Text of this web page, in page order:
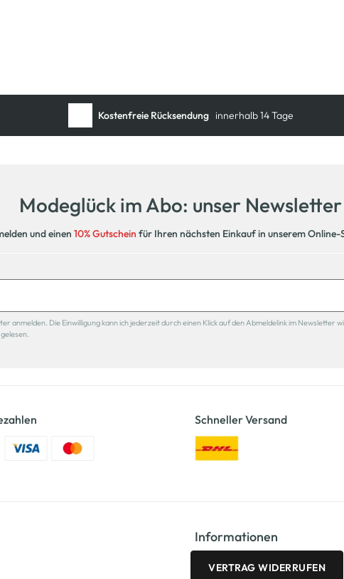
Kostenfreie Rücksendung innerhalb 14 Tage
Modeglück im Abo: unser Newsletter
und einen 10% Gutschein für Ihren nächsten Einkauf in unserem Online-
anmelden. Die Einwilligung kann ich jederzeit durch einen Klick auf den Abmeldelink im Newsletter
Schneller Versand
Informationen
VERTRAG WIDERRUFEN